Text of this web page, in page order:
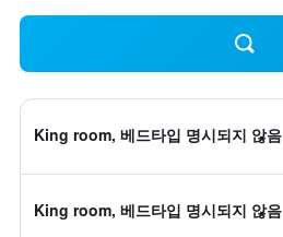
King room, 베드타입 명시되지 않음
King room, 베드타입 명시되지 않음